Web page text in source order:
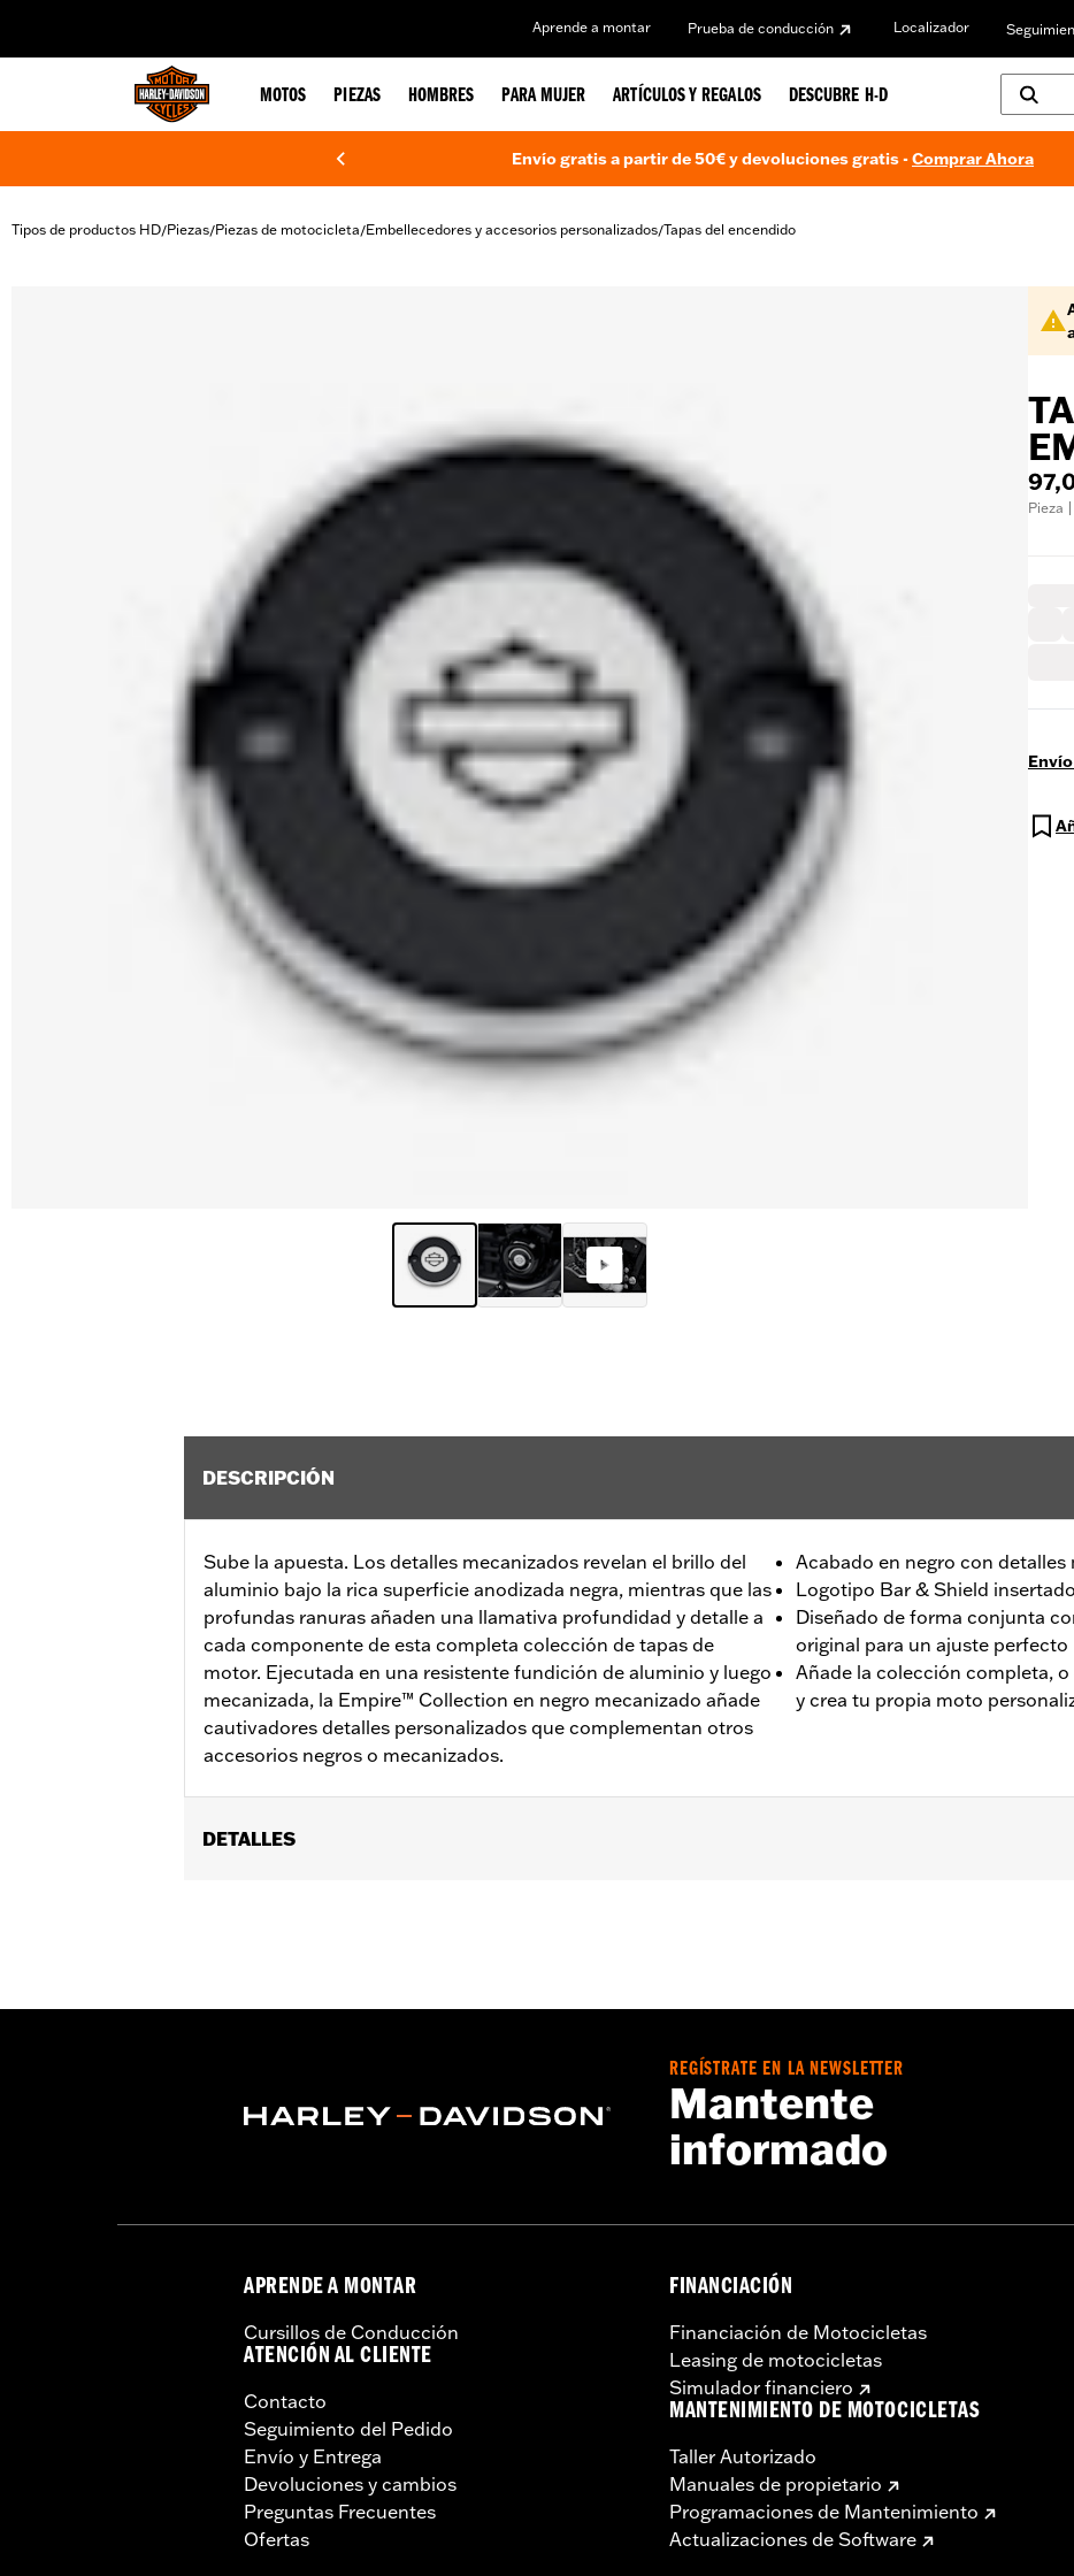
Aprende a montar Prueba de conducción Localizador
MOTOS PIEZAS HOMBRES PARA MUJER ARTÍCULOS Y REGALOS DESCUBRE H-D
Envío gratis a partir de 50€ y devoluciones gratis -Comprar Ahora
Tipos de productos HD/Piezas/Piezas de motocicleta/Embellecedores y accesorios personalizados/Tapas del encendido
Pieza
DESCRIPCIÓN
Sube la apuesta. Los detalles mecanizados revelan el brillo del
aluminio bajo la rica superficie anodizada negra, mientras que las
profundas ranuras añaden una llamativa profundidad y detalle a
cada componente de esta completa colección de tapas de
motor. Ejecutada en una resistente fundición de aluminio y luego
mecanizada, la Empire™ Collection en negro mecanizado añade
cautivadores detalles personalizados que complementan otros
accesorios negros o mecanizados.
Acabado en negro con detalles
Logotipo Bar & Shield insertado
Diseñado de forma conjunta
original para un ajuste perfecto
Añade la colección completa,
y crea tu propia moto
DETALLES
Se vende por unidades:Cada una
El desmontaje e instalación de las tapas de motor podría requerir la compra de juntas
más información.
REGÍSTRATE EN LA NEWSLETTER
Mantente
informado
APRENDE A MONTAR
Cursillos de Conducción
ATENCIÓN AL CLIENTE
Contacto
Seguimiento del Pedido
Envío y Entrega
Devoluciones y cambios
Preguntas Frecuentes
Ofertas
FINANCIACIÓN
Financiación de Motocicletas
Leasing de motocicletas
Simulador financiero
MANTENIMIENTO DE MOTOCICLETAS
Taller Autorizado
Manuales de propietario
Programaciones de Mantenimiento
Actualizaciones de Software